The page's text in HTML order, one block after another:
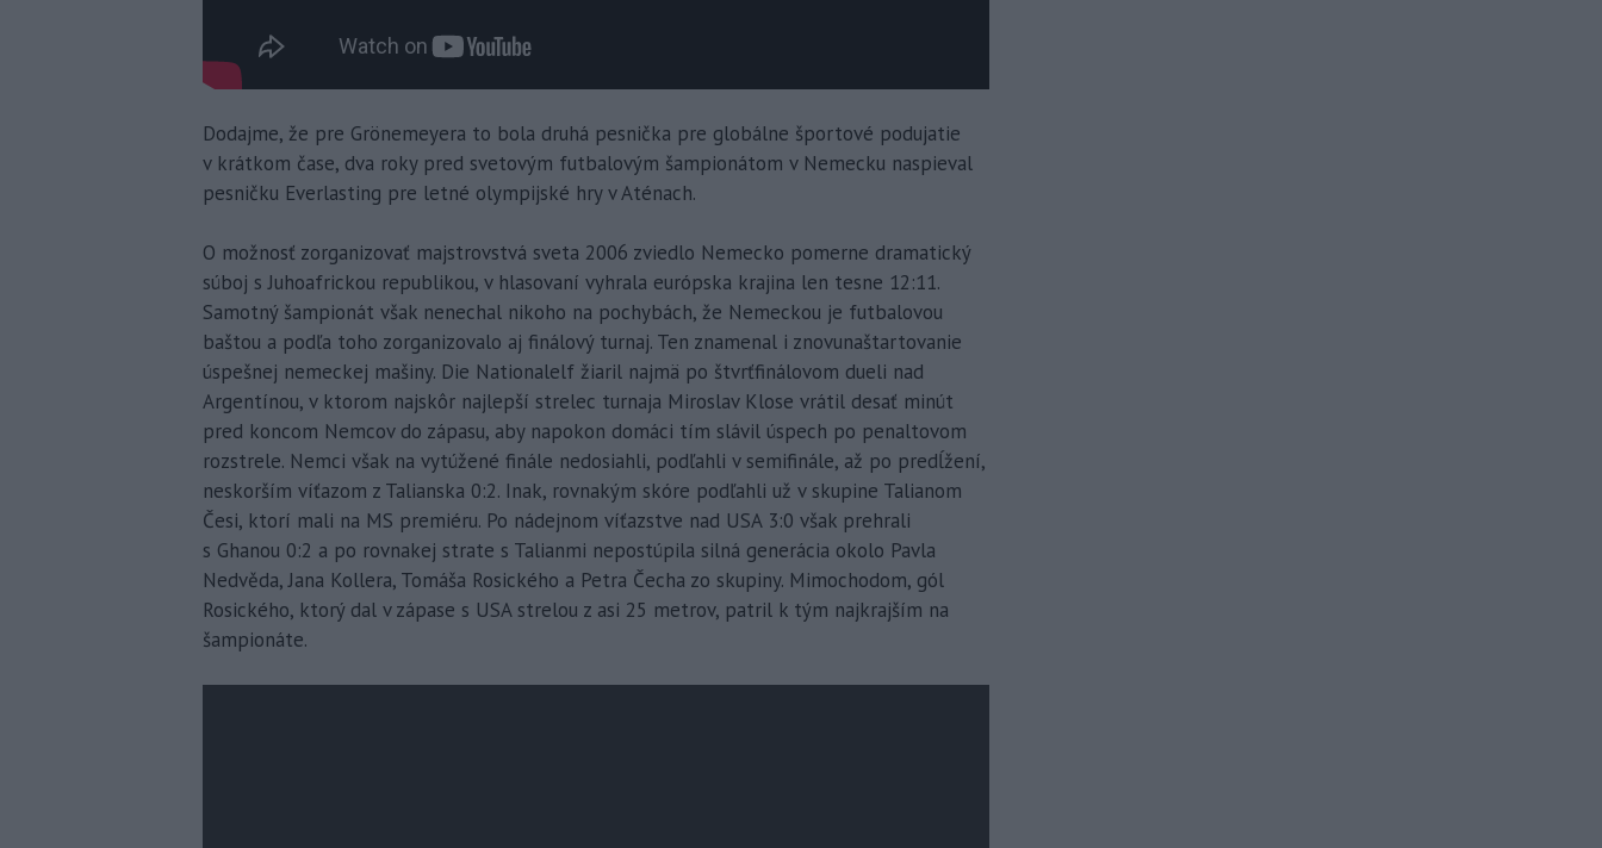
Dodajme, že pre Grönemeyera to bola druhá pesnička pre globálne športové podujatie
v krátkom čase, dva roky pred svetovým futbalovým šampionátom v Nemecku naspieval
pesničku Everlasting pre letné olympijské hry v Aténach.
O možnosť zorganizovať majstrovstvá sveta 2006 zviedlo Nemecko pomerne dramatický
súboj s Juhoafrickou republikou, v hlasovaní vyhrala európska krajina len tesne 12:11.
Samotný šampionát však nenechal nikoho na pochybách, že Nemeckou je futbalovou
baštou a podľa toho zorganizovalo aj finálový turnaj. Ten znamenal i znovunaštartovanie
úspešnej nemeckej mašiny. Die Nationalelf žiaril najmä po štvrťfinálovom dueli nad
Argentínou, v ktorom najskôr najlepší strelec turnaja Miroslav Klose vrátil desať minút
pred koncom Nemcov do zápasu, aby napokon domáci tím slávil úspech po penaltovom
rozstrele. Nemci však na vytúžené finále nedosiahli, podľahli v semifinále, až po predĺžení,
neskorším víťazom z Talianska 0:2. Inak, rovnakým skóre podľahli už v skupine Talianom
Česi, ktorí mali na MS premiéru. Po nádejnom víťazstve nad USA 3:0 však prehrali
s Ghanou 0:2 a po rovnakej strate s Talianmi nepostúpila silná generácia okolo Pavla
Nedvěda, Jana Kollera, Tomáša Rosického a Petra Čecha zo skupiny. Mimochodom, gól
Rosického, ktorý dal v zápase s USA strelou z asi 25 metrov, patril k tým najkrajším na
šampionáte.